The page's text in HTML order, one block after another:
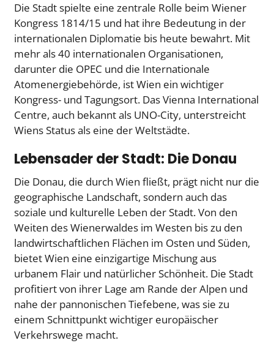
Die Stadt spielte eine zentrale Rolle beim Wiener
Kongress 1814/15 und hat ihre Bedeutung in der
internationalen Diplomatie bis heute bewahrt. Mit
mehr als 40 internationalen Organisationen,
darunter die OPEC und die Internationale
Atomenergiebehörde, ist Wien ein wichtiger
Kongress- und Tagungsort. Das Vienna International
Centre, auch bekannt als UNO-City, unterstreicht
Wiens Status als eine der Weltstädte.
Lebensader der Stadt: Die Donau
Die Donau, die durch Wien fließt, prägt nicht nur die
geographische Landschaft, sondern auch das
soziale und kulturelle Leben der Stadt. Von den
Weiten des Wienerwaldes im Westen bis zu den
landwirtschaftlichen Flächen im Osten und Süden,
bietet Wien eine einzigartige Mischung aus
urbanem Flair und natürlicher Schönheit. Die Stadt
profitiert von ihrer Lage am Rande der Alpen und
nahe der pannonischen Tiefebene, was sie zu
einem Schnittpunkt wichtiger europäischer
Verkehrswege macht.